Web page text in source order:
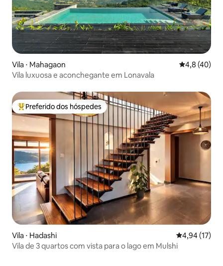
Vila ⋅ Mahagaon 4,8 de uma
4,8 (40)
Vila luxuosa e aconchegante em Lonavala
Entre os melhores preferidos dos hóspedes
Preferido dos hóspedes
Vila ⋅ Hadashi 4,94 de uma
4,94 (17)
Vila de 3 quartos com vista para o lago em Mulshi